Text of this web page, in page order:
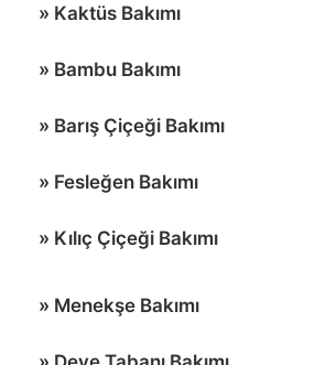
» Kaktüs Bakımı
» Bambu Bakımı
» Barış Çiçeği Bakımı
» Fesleğen Bakımı
» Kılıç Çiçeği Bakımı
» Menekşe Bakımı